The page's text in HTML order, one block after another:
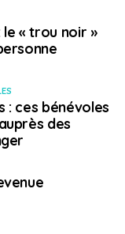
le « trou noir »
: ces bénévoles
des